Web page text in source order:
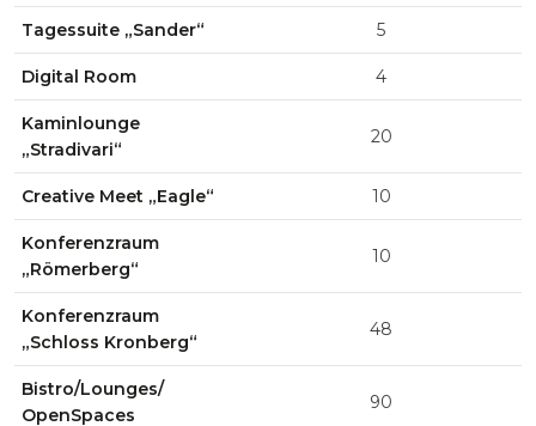
Tagessuite „Sander“ 5
Digital Room 4
Kaminlounge
„Stradivari“
20
Creative Meet „Eagle“ 10
Konferenzraum
„Römerberg“
10
Konferenzraum
„Schloss Kronberg“
48
Bistro/Lounges/
OpenSpaces
90